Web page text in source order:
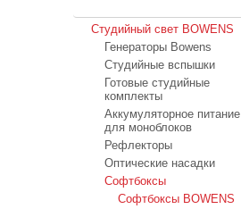
Студийный свет BOWENS
Генераторы Bowens
Студийные вспышки
Готовые студийные
комплекты
Аккумуляторное питание
для моноблоков
Рефлекторы
Оптические насадки
Софтбоксы
Софтбоксы BOWENS